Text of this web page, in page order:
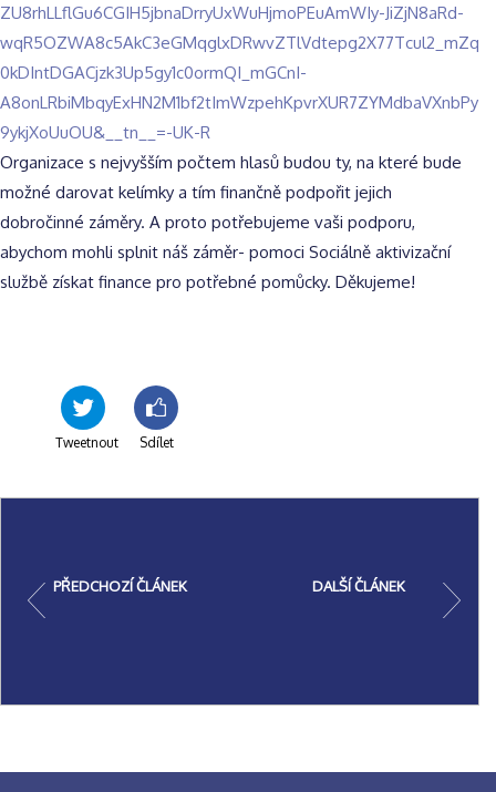
ZU8rhLLflGu6CGIH5jbnaDrryUxWuHjmoPEuAmWIy-JiZjN8aRd-
wqR5OZWA8c5AkC3eGMqglxDRwvZTlVdtepg2X77Tcul2_mZq
0kDIntDGACjzk3Up5gy1c0ormQI_mGCnI-
A8onLRbiMbqyExHN2M1bf2tImWzpehKpvrXUR7ZYMdbaVXnbPy
9ykjXoUuOU&__tn__=-UK-R
Organizace s nejvyšším počtem hlasů budou ty, na které bude
možné darovat kelímky a tím finančně podpořit jejich
dobročinné záměry. A proto potřebujeme vaši podporu,
abychom mohli splnit náš záměr- pomoci Sociálně aktivizační
službě získat finance pro potřebné pomůcky. Děkujeme!
Tweetnout Sdílet
PŘEDCHOZÍ ČLÁNEK DALŠÍ ČLÁNEK